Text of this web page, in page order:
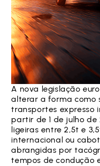
A nova legislação
alterar a forma como
transportes expresso
partir de 1 de julho
ligeiras entre 2,5t e
internacional ou
abrangidas por
tempos de condução